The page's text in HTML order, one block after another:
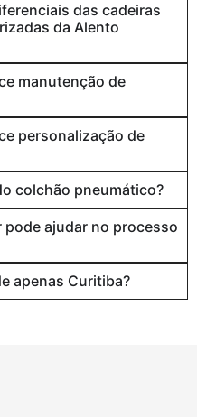
das cadeiras
da Alento
manutenção de
personalização de
colchão pneumático?
ajudar no processo
apenas Curitiba?